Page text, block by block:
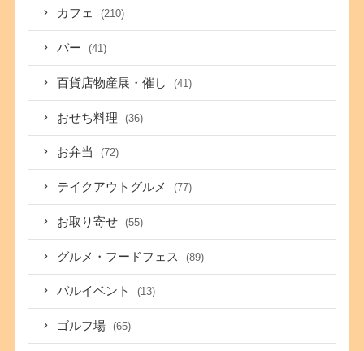
カフェ (210)
バー (41)
百貨店物産展・催し (41)
おせち料理 (36)
お弁当 (72)
テイクアウトグルメ (77)
お取り寄せ (55)
グルメ・フードフェス (89)
バルイベント (13)
ゴルフ場 (65)